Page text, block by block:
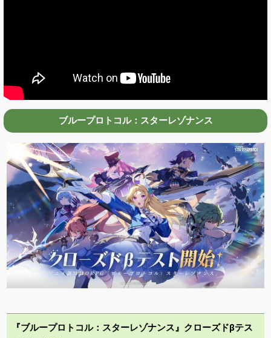
ブループロトコル：スターレゾナンス
『ブループロトコル：スターレゾナンス』クローズドβテス